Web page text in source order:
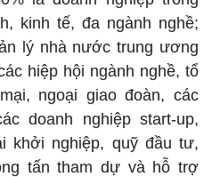
kinh tế, đa ngành nghề;
lý nhà nước trung ương
hiệp hội ngành nghề, tổ
ngoại giao đoàn, các
doanh nghiệp start-up,
khởi nghiệp, quỹ đầu tư,
tấn tham dự và hỗ trợ